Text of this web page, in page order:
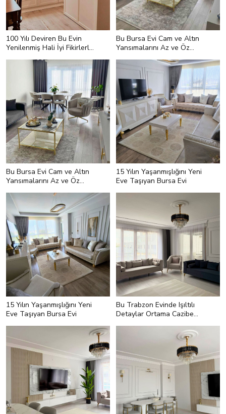
100 Yılı Deviren Bu Evin
Yenilenmiş Hali İyi Fikirlerle
Bu Bursa Evi Cam ve Altın
Yansımalarını Az ve Öz
Bu Bursa Evi Cam ve Altın
Yansımalarını Az ve Öz
15 Yılın Yaşanmışlığını Yeni
Eve Taşıyan Bursa Evi
15 Yılın Yaşanmışlığını Yeni
Eve Taşıyan Bursa Evi
Bu Trabzon Evinde Işıltılı
Detaylar Ortama Cazibe